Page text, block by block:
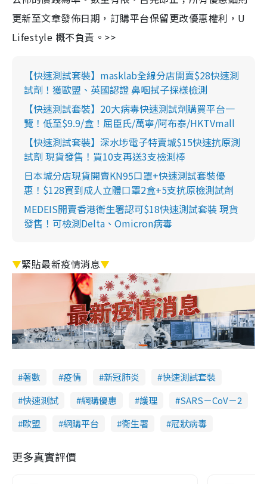
更新至文章發佈日期，訂購平台保留更改優惠權利，U
Lifestyle 概不負責。>>
【快速測試套裝】masklab全線分店開賣$28快速測
試劑！獲歐盟、英國認證 鼻咽拭子採樣檢測
【快速測試套裝】20大病毒快速測試劑購買平台一
覽！低至$9.9/盒！屈臣氏/萬寧/阿布泰/HKTVmall
【快速測試套裝】深水埗電子特賣城$15快速抗原測
試劑 現貨發售！買10支再送3支檢測棒
日本城分店現貨開賣KN95口罩+快速測試套裝優
惠！$128買到成人立體口罩2盒+5支抗原檢測試劑
MEDEIS開賣香港衛生署認可$18快速測試套裝 現貨
發售！可檢測Delta、Omicron病毒
▼緊貼最新疫情消息▼
著數 疫情 新冠肺炎
快速測試套裝
快速測試
網購優惠 護理
SARS－CoV－2
歐盟
網購平台 衞生署 冠狀病毒
更多真實評價